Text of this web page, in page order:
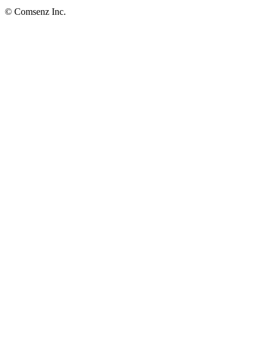
© Comsenz Inc.